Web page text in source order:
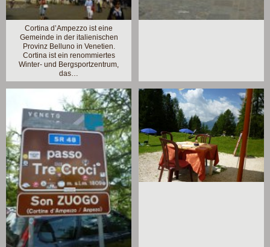
Cortina d’Ampezzo ist eine
Gemeinde in der italienischen
Provinz Belluno in Venetien.
Cortina ist ein renommiertes
Winter- und Bergsportzentrum,
das…